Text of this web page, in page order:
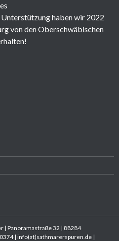
haben wir 2022
von den Oberschwäbischen
| Panoramastraße 32 | 88284
| info(at)sathmarerspuren.de |